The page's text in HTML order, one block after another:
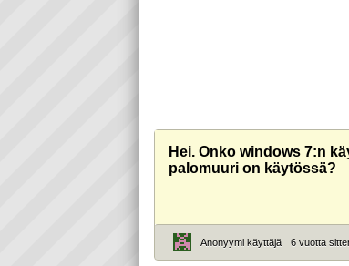
Hei. Onko windows 7:n
palomuuri on käytössä?
Anonyymi käyttäjä 6 vuotta